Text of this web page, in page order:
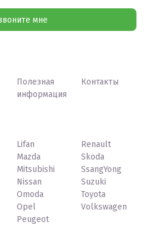
мне
Полезная
информация
Контакты
Lifan
Mazda
Mitsubishi
Nissan
Omoda
Opel
Peugeot
Renault
Skoda
SsangYong
Suzuki
Toyota
Volkswagen